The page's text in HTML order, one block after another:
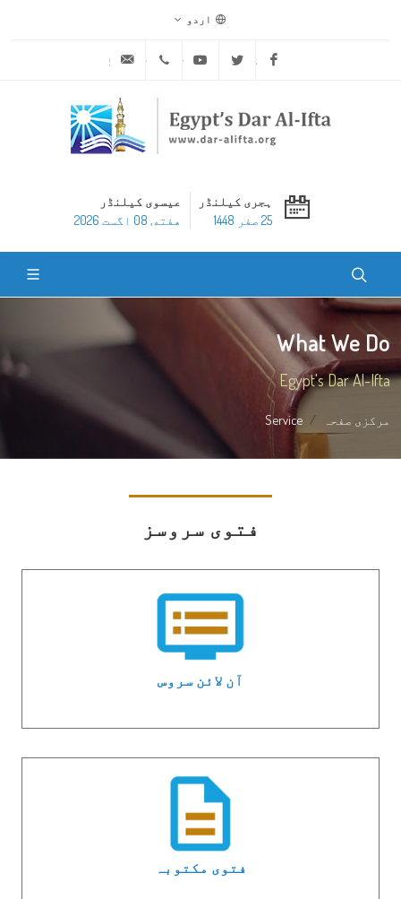
اردو
Facebook
Twitter
Youtube
ہجری کیلنڈر
25 صفر 1448
عیسوی کیلنڈر
هفته, 08 اگست 2026
What We Do
Egypt's Dar Al-Ifta
مرکزی صفحہ Service
فتوی سروسز
آن لائن سروس
فتوی مکتوبہ